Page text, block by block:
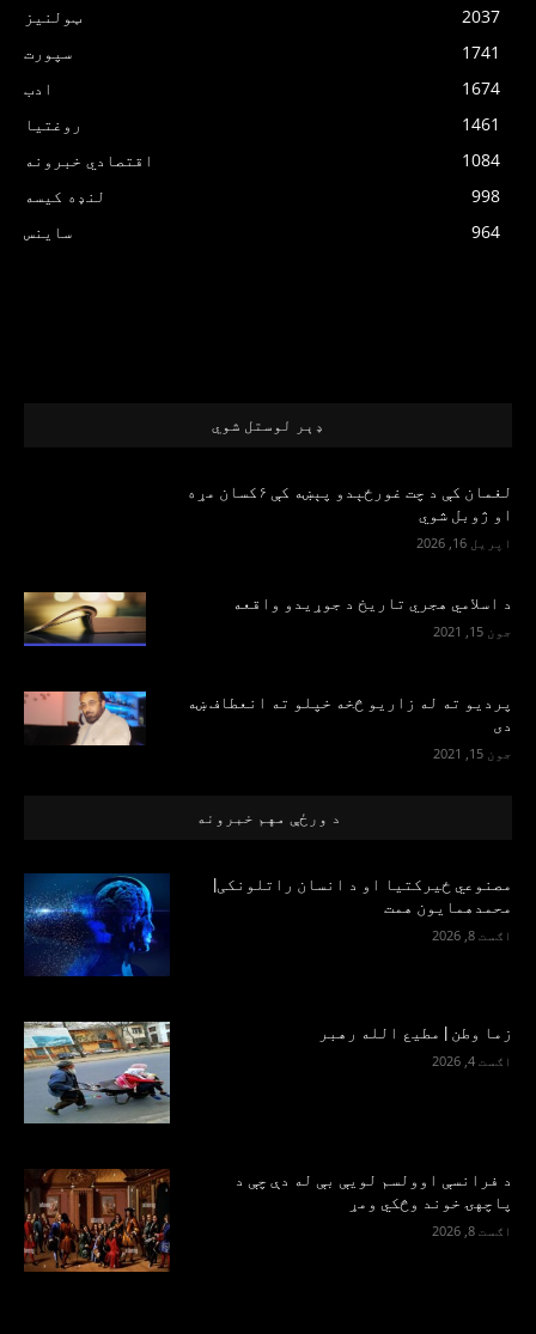
ټولنیز
2037
سپورت
1741
ادب
1674
روغتیا
1461
اقتصادي خبرونه
1084
لنډه کیسه
998
ساینس
964
ډېر لوستل شوي
لغمان کې د چت غورځېدو پېښه کې ۶کسان مړه
او ژوبل شوي
اپریل 16, 2026
د اسلامي هجري تاریخ د جوړیدو واقعه
جون 15, 2021
پرديو ته له زاريو څخه خپلو ته انعطاف ښه
دی
جون 15, 2021
د ورځې مهم خبرونه
مصنوعي ځیرکتیا او د انسان راتلونکی|
محمدهمایون همت
اګست 8, 2026
زما وطن | مطیع الله رهبر
اګست 4, 2026
د فرانسې اوولسم لویې بې له دې چې د
پاچهۍ خوند وڅکي ومړ
اګست 8, 2026